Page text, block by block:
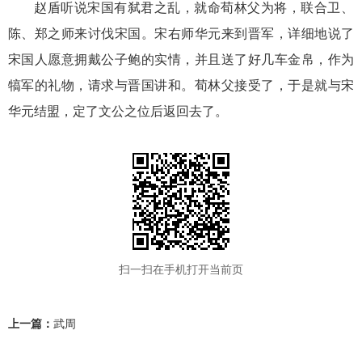
赵盾听说宋国有弑君之乱，就命荀林父为将，联合卫、
陈、郑之师来讨伐宋国。宋右师华元来到晋军，详细地说了
宋国人愿意拥戴公子鲍的实情，并且送了好几车金帛，作为
犒军的礼物，请求与晋国讲和。荀林父接受了，于是就与宋
华元结盟，定了文公之位后返回去了。
扫一扫在手机打开当前页
上一篇： 武周